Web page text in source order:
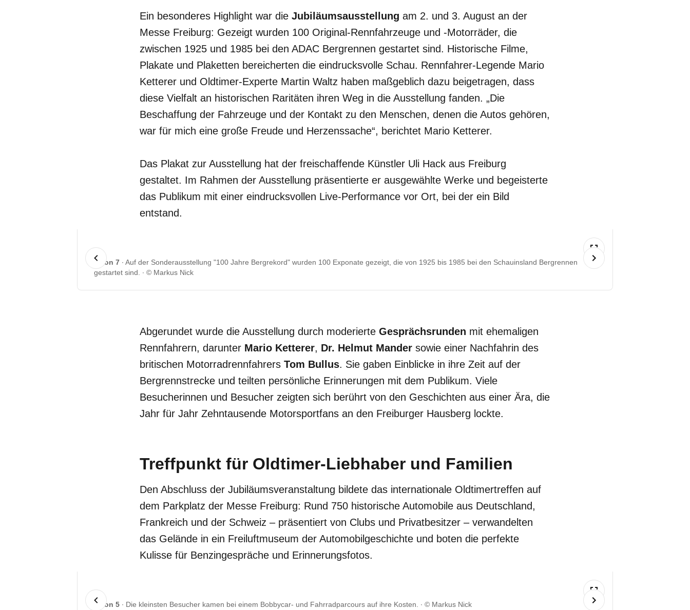
Ein besonderes Highlight war die Jubiläumsausstellung am 2. und 3. August an der
Messe Freiburg: Gezeigt wurden 100 Original-Rennfahrzeuge und -Motorräder, die
zwischen 1925 und 1985 bei den ADAC Bergrennen gestartet sind. Historische Filme,
Plakate und Plaketten bereicherten die eindrucksvolle Schau. Rennfahrer-Legende Mario
Ketterer und Oldtimer-Experte Martin Waltz haben maßgeblich dazu beigetragen, dass
diese Vielfalt an historischen Raritäten ihren Weg in die Ausstellung fanden. „Die
Beschaffung der Fahrzeuge und der Kontakt zu den Menschen, denen die Autos gehören,
war für mich eine große Freude und Herzenssache“, berichtet Mario Ketterer.
Das Plakat zur Ausstellung hat der freischaffende Künstler Uli Hack aus Freiburg
gestaltet. Im Rahmen der Ausstellung präsentierte er ausgewählte Werke und begeisterte
das Publikum mit einer eindrucksvollen Live-Performance vor Ort, bei der ein Bild
entstand.
1 von 7
Auf der Sonderausstellung "100 Jahre Bergrekord" wurden 100 Exponate gezeigt, die von 1925 bis 1985 bei den Schauinsland Bergrennen
gestartet sind.
© Markus Nick
Abgerundet wurde die Ausstellung durch moderierte Gesprächsrunden mit ehemaligen
Rennfahrern, darunter Mario Ketterer, Dr. Helmut Mander sowie einer Nachfahrin des
britischen Motorradrennfahrers Tom Bullus. Sie gaben Einblicke in ihre Zeit auf der
Bergrennstrecke und teilten persönliche Erinnerungen mit dem Publikum. Viele
Besucherinnen und Besucher zeigten sich berührt von den Geschichten aus einer Ära, die
Jahr für Jahr Zehntausende Motorsportfans an den Freiburger Hausberg lockte.
Treffpunkt für Oldtimer-Liebhaber und Familien
Den Abschluss der Jubiläumsveranstaltung bildete das internationale Oldtimertreffen auf
dem Parkplatz der Messe Freiburg: Rund 750 historische Automobile aus Deutschland,
Frankreich und der Schweiz – präsentiert von Clubs und Privatbesitzer – verwandelten
das Gelände in ein Freiluftmuseum der Automobilgeschichte und boten die perfekte
Kulisse für Benzingespräche und Erinnerungsfotos.
1 von 5 Die kleinsten Besucher kamen bei einem Bobbycar- und Fahrradparcours auf ihre Kosten. © Markus Nick